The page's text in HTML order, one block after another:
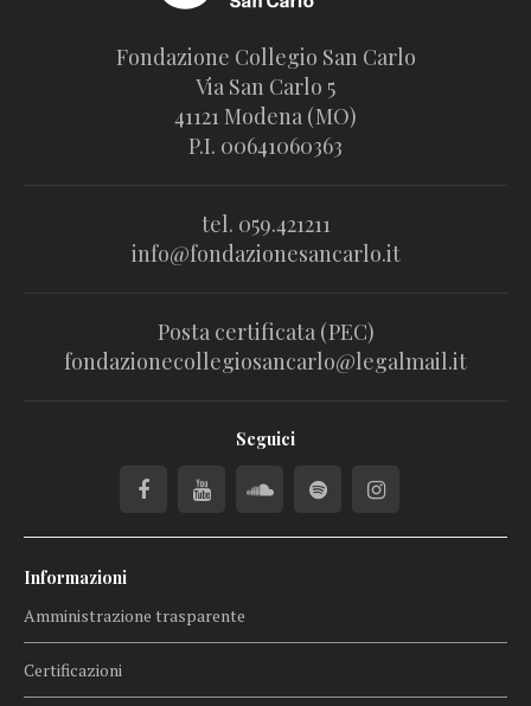
Fondazione Collegio San Carlo
Via San Carlo 5
41121 Modena (MO)
P.I. 00641060363
tel. 059.421211
info@fondazionesancarlo.it
Posta certificata (PEC)
fondazionecollegiosancarlo@legalmail.it
Seguici
Informazioni
Amministrazione trasparente
Certificazioni